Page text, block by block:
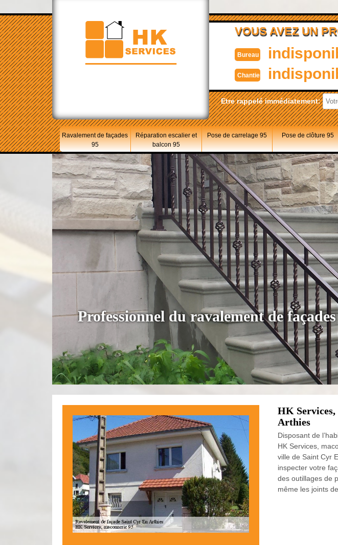
VOUS AVEZ UN
Bureau
Chantier
Etre rappelé immédiatement:
Ravalement de façades
95
Réparation escalier et
balcon 95
Pose de carrelage 95 Pose de clôture 95
Professionnel du ravalement de
HK Services,
Arthies
Disposant de
HK Services,
ville de Saint Cyr
inspecter votre
des outillages de
même les joints